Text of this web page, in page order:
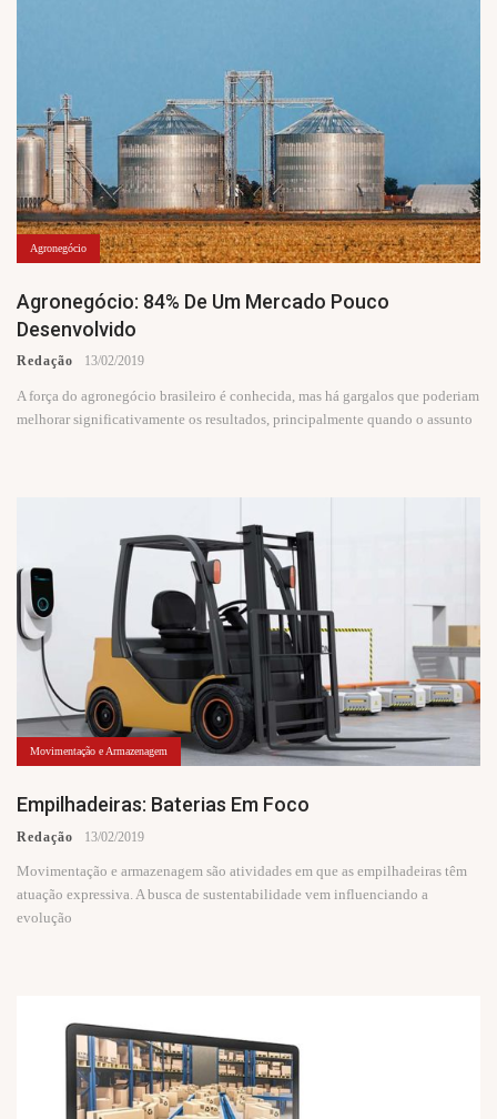
Agronegócio
Agronegócio: 84% De Um Mercado Pouco
Desenvolvido
Redação 13/02/2019
A força do agronegócio brasileiro é conhecida, mas há gargalos que poderiam
melhorar significativamente os resultados, principalmente quando o assunto
Movimentação e Armazenagem
Empilhadeiras: Baterias Em Foco
Redação 13/02/2019
Movimentação e armazenagem são atividades em que as empilhadeiras têm
atuação expressiva. A busca de sustentabilidade vem influenciando a
evolução